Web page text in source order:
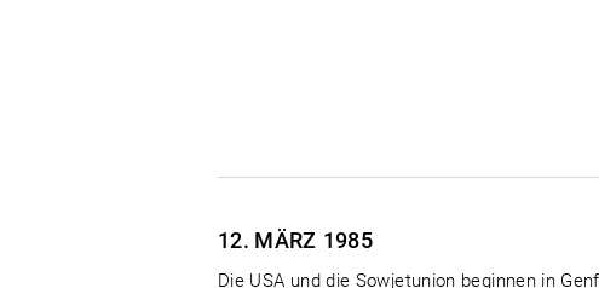
12. MÄRZ 1985
Die USA und die Sowjetunion beginnen in